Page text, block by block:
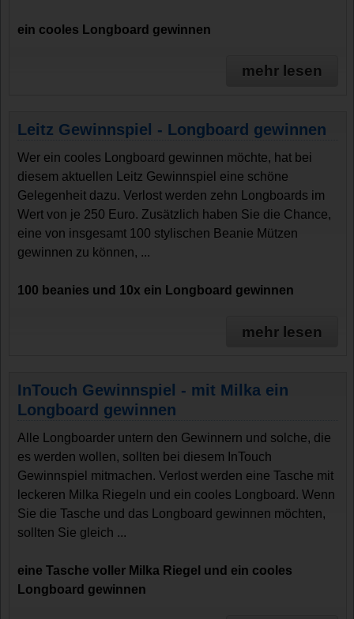
ein cooles Longboard gewinnen
mehr lesen
Leitz Gewinnspiel - Longboard gewinnen
Wer ein cooles Longboard gewinnen möchte, hat bei
diesem aktuellen Leitz Gewinnspiel eine schöne
Gelegenheit dazu. Verlost werden zehn Longboards im
Wert von je 250 Euro. Zusätzlich haben Sie die Chance,
eine von insgesamt 100 stylischen Beanie Mützen
gewinnen zu können, ...
100 beanies und 10x ein Longboard gewinnen
mehr lesen
InTouch Gewinnspiel - mit Milka ein
Longboard gewinnen
Alle Longboarder untern den Gewinnern und solche, die
es werden wollen, sollten bei diesem InTouch
Gewinnspiel mitmachen. Verlost werden eine Tasche mit
leckeren Milka Riegeln und ein cooles Longboard. Wenn
Sie die Tasche und das Longboard gewinnen möchten,
sollten Sie gleich ...
eine Tasche voller Milka Riegel und ein cooles
Longboard gewinnen